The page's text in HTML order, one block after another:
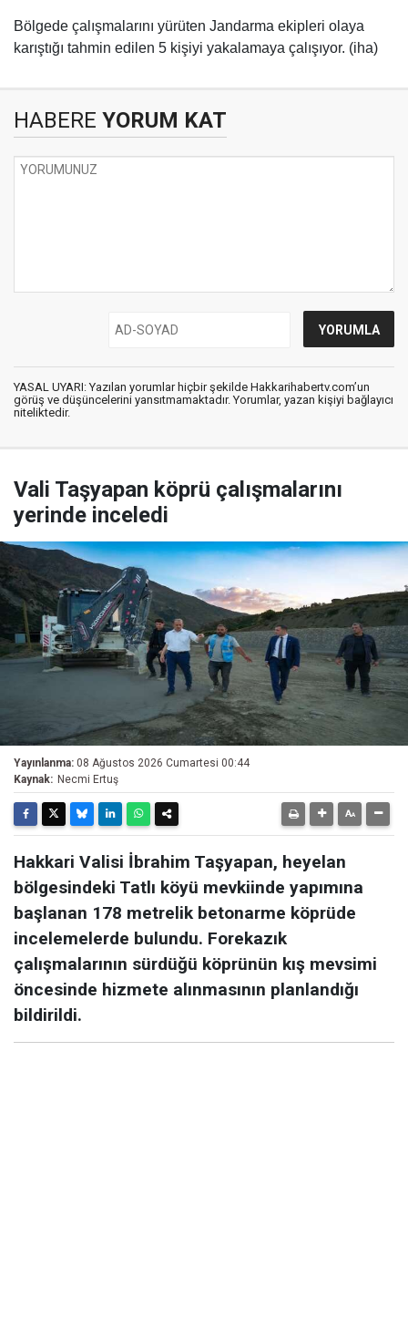
Bölgede çalışmalarını yürüten Jandarma ekipleri olaya
karıştığı tahmin edilen 5 kişiyi yakalamaya çalışıyor. (iha)
HABERE YORUM KAT
YASAL UYARI: Yazılan yorumlar hiçbir şekilde Hakkarihabertv.com’un
görüş ve düşüncelerini yansıtmamaktadır. Yorumlar, yazan kişiyi bağlayıcı
niteliktedir.
Vali Taşyapan köprü çalışmalarını
yerinde inceledi
Yayınlanma: 08 Ağustos 2026 Cumartesi 00:44
Kaynak: Necmi Ertuş
Hakkari Valisi İbrahim Taşyapan, heyelan
bölgesindeki Tatlı köyü mevkiinde yapımına
başlanan 178 metrelik betonarme köprüde
incelemelerde bulundu. Forekazık
çalışmalarının sürdüğü köprünün kış mevsimi
öncesinde hizmete alınmasının planlandığı
bildirildi.